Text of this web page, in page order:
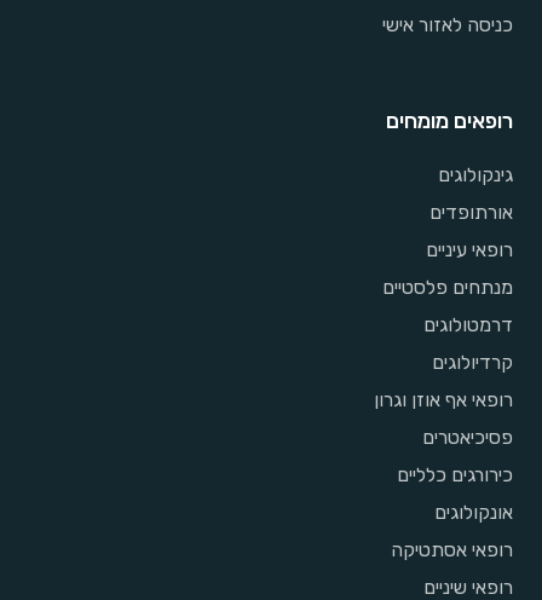
כניסה לאזור אישי
רופאים מומחים
גינקולוגים
אורתופדים
רופאי עיניים
מנתחים פלסטיים
דרמטולוגים
קרדיולוגים
רופאי אף אוזן וגרון
פסיכיאטרים
כירורגים כלליים
אונקולוגים
רופאי אסתטיקה
רופאי שיניים